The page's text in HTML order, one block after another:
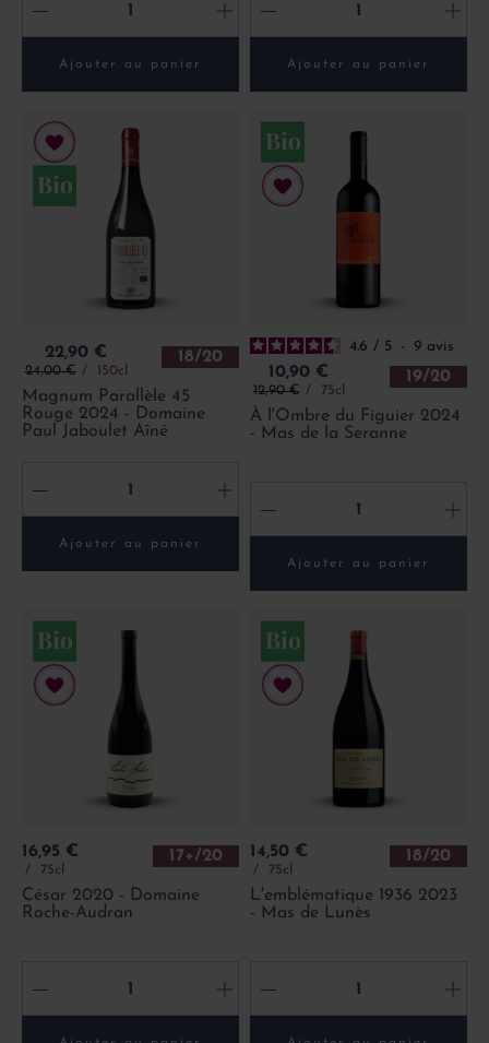
- +
Ajouter au panier
- +
Ajouter au panier
Prix
22,90 €
Prix de base
24,00 € 150cl
18/20
Magnum Parallèle 45
Rouge 2024 - Domaine
Paul Jaboulet Aîné
- +
Ajouter au panier
4.6 / 5 - 9 avis
Prix
10,90 €
Prix de base
12,90 € 75cl
19/20
À l'Ombre du Figuier 2024
- Mas de la Seranne
- +
Ajouter au panier
Prix
16,95 €
75cl
17+/20
César 2020 - Domaine
Roche-Audran
- +
Prix
14,50 €
75cl
18/20
L'emblématique 1936 2023
- Mas de Lunès
- +